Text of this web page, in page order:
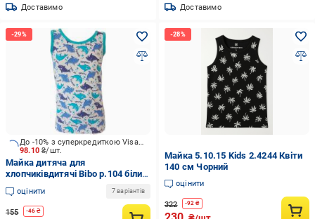
Доставимо Доставимо
98.10₴/шт.
До -10% з суперкредиткою Visa Вигода
Майка дитяча для
хлопчиківдитячі Bibo р.104 білий
із блакитним 44036
оцінити 7 варіантів
155 -46 ₴
Майка 5.10.15 Kids 2.4244 Квіти
140 см Чорний
оцінити
322 -92 ₴